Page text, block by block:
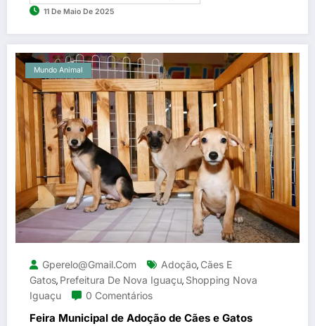
11 De Maio De 2025
Mundo Animal
Gperelo@gmail.com Adoção, Cães E
Gatos, Prefeitura De Nova Iguaçu, Shopping Nova
Iguaçu
0 Comentários
Feira Municipal de Adoção de Cães e Gatos